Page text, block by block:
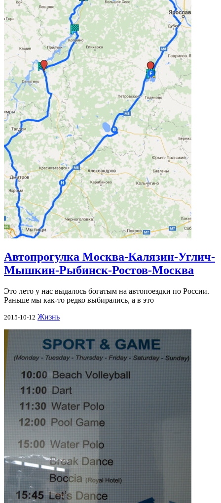
Автопрогулка Москва-Калязин-Углич-
Мышкин-Рыбинск-Ростов-Москва
Это лето у нас выдалось богатым на автопоездки по России.
Раньше мы как-то редко выбирались, а в это
2015-10-12 Жизнь